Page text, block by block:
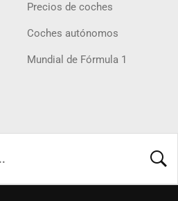
Precios de coches
Coches autónomos
Mundial de Fórmula 1